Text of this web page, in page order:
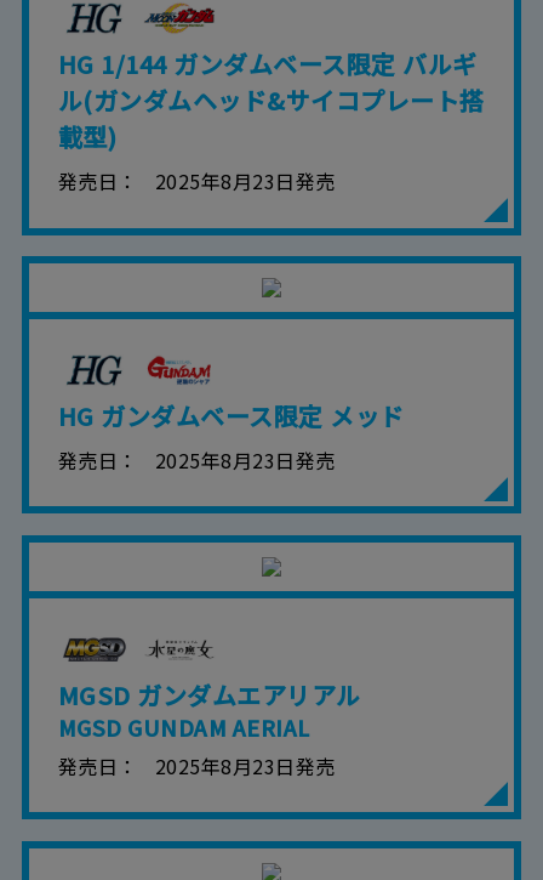
HG 1/144 ガンダムベース限定 バルギ
ル(ガンダムヘッド&サイコプレート搭
載型)
発売日 2025年8月23日発売
HG ガンダムベース限定 メッド
発売日 2025年8月23日発売
MGSD ガンダムエアリアル
MGSD GUNDAM AERIAL
発売日 2025年8月23日発売
■対象商品仕様の変更などにより、取扱説明書の
内容は予告なく変更される場合があります。
■当社は、取扱説明書の正確性確保に努めており
ますが、取扱説明書の完全性を保証するもので
はありません。
■お客様のご利用環境によっては、本サービスを
ご利用いただけない場合があります。
■本サービスを利用したこと、または利用できな
たとしても、当社は何らの責任を負いません。
者の通信機器、ネットワークへの障害（コンピ
ューターウィルスに起因する障害を含みま
す。）等が生じたとしても、当社は何らの責任
■当社は、本サービスの内容・条件を予告なく変
更または停止することがあります。また当社
は、本サービスの提供を終了することがありま
す。
■本サービスのご利用にあたり、ウェブサイトご
利用条件およびその他別途当社が定める規約が